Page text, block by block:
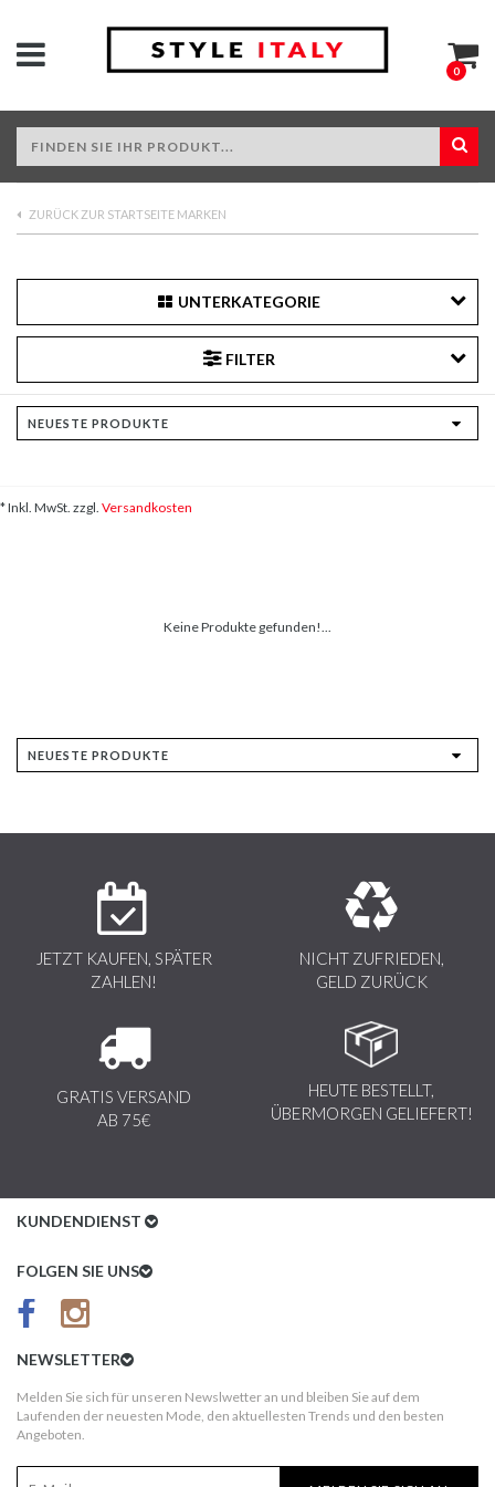
0
ZURÜCK ZUR STARTSEITE MARKEN
UNTERKATEGORIE
FILTER
* Inkl. MwSt. zzgl. Versandkosten
Keine Produkte gefunden!...
JETZT KAUFEN, SPÄTER
ZAHLEN!
NICHT ZUFRIEDEN,
GELD ZURÜCK
GRATIS VERSAND
AB 75€
HEUTE BESTELLT,
ÜBERMORGEN GELIEFERT!
KUNDENDIENST
Kundenservice
AGB
Kundeninformationen
FOLGEN SIE UNS
NEWSLETTER
Melden Sie sich für unseren Newslwetter an und bleiben Sie auf dem
Laufenden der neuesten Mode, den aktuellesten Trends und den besten
Angeboten.